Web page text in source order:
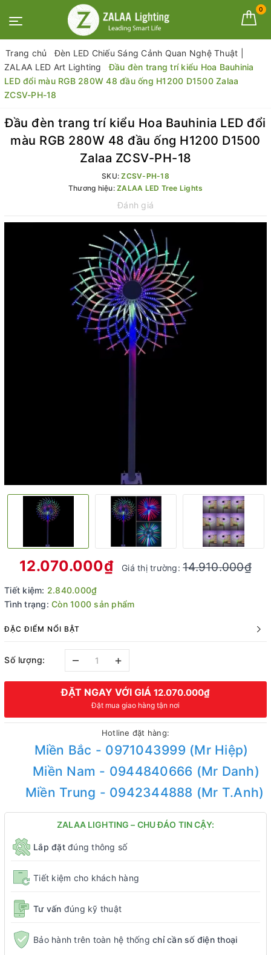
0
Trang chủ
Đèn LED Chiếu Sáng Cảnh Quan Nghệ Thuật |
ZALAA LED Art Lighting
Đầu đèn trang trí kiểu Hoa Bauhinia
LED đổi màu RGB 280W 48 đầu ống H1200 D1500 Zalaa
ZCSV-PH-18
Đầu đèn trang trí kiểu Hoa Bauhinia LED đổi
màu RGB 280W 48 đầu ống H1200 D1500
Zalaa ZCSV-PH-18
SKU:ZCSV-PH-18
Thương hiệu: ZALAA LED Tree Lights
Đánh giá
12.070.000₫ Giá thị trường:14.910.000₫
Tiết kiệm: 2.840.000₫
Tình trạng: Còn 1000 sản phẩm
ĐẶC ĐIỂM NỔI BẬT
Số lượng: – +
ĐẶT NGAY VỚI GIÁ 12.070.000₫
Đặt mua giao hàng tận nơi
Hotline đặt hàng:
Miền Bắc - 0971043999 (Mr Hiệp)
Miền Nam - 0944840666 (Mr Danh)
Miền Trung - 0942344888 (Mr T.Anh)
ZALAA LIGHTING – CHU ĐÁO TIN CẬY:
Lắp đặtđúng thông số
Tiết kiệm cho khách hàng
Tư vấn đúng kỹ thuật
Bảo hành trên toàn hệ thống chỉ cần số điện thoại